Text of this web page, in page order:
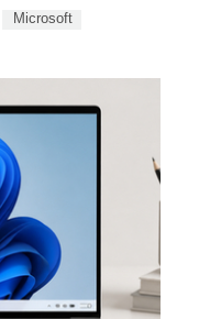
Microsoft